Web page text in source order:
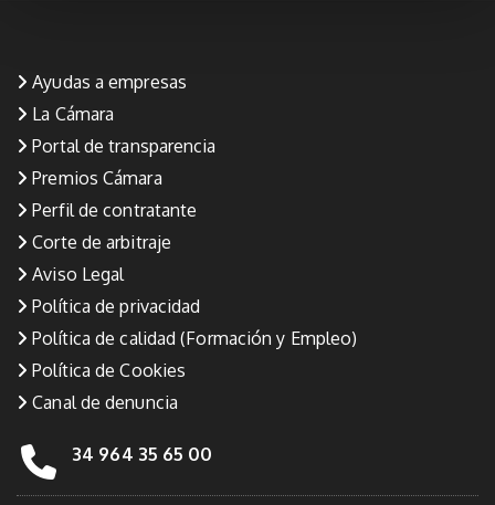
Ayudas a empresas
La Cámara
Portal de transparencia
Premios Cámara
Perfil de contratante
Corte de arbitraje
Aviso Legal
Política de privacidad
Política de calidad (Formación y Empleo)
Política de Cookies
Canal de denuncia
34 964 35 65 00